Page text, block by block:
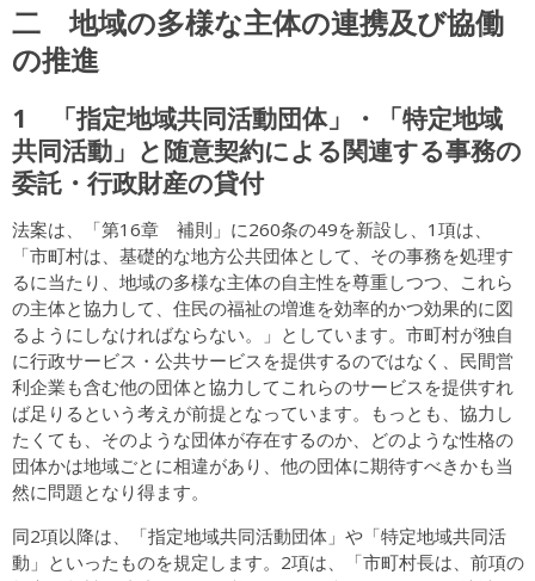
二 地域の多様な主体の連携及び協働
の推進
1 「指定地域共同活動団体」・「特定地域
共同活動」と随意契約による関連する事務の
委託・行政財産の貸付
法案は、「第16章 補則」に260条の49を新設し、1項は、
「市町村は、基礎的な地方公共団体として、その事務を処理す
るに当たり、地域の多様な主体の自主性を尊重しつつ、これら
の主体と協力して、住民の福祉の増進を効率的かつ効果的に図
るようにしなければならない。」としています。市町村が独自
に行政サービス・公共サービスを提供するのではなく、民間営
利企業も含む他の団体と協力してこれらのサービスを提供すれ
ば足りるという考えが前提となっています。もっとも、協力し
たくても、そのような団体が存在するのか、どのような性格の
団体かは地域ごとに相違があり、他の団体に期待すべきかも当
然に問題となり得ます。
同2項以降は、「指定地域共同活動団体」や「特定地域共同活
動」といったものを規定します。2項は、「市町村長は、前項の